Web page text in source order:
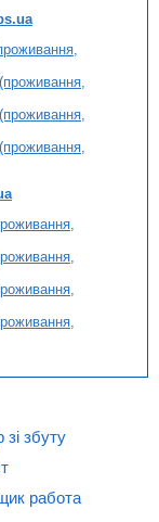
збуту
работа